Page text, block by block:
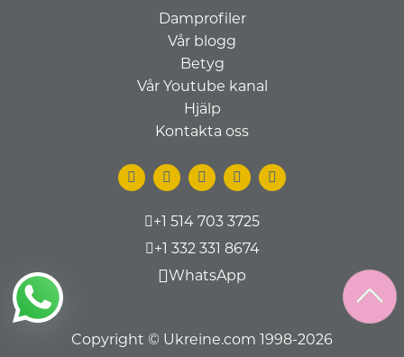
Damprofiler
Vår blogg
Betyg
Vår Youtube kanal
Hjälp
Kontakta oss
+1 514 703 3725
+1 332 331 8674
WhatsApp
Copyright © Ukreine.com 1998-2026